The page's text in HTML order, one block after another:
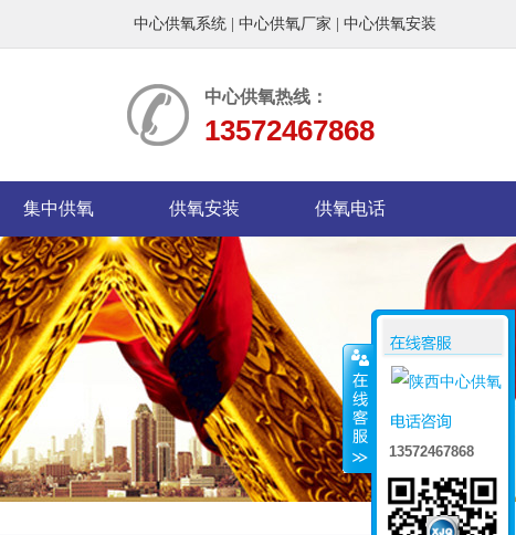
中心供氧系统 中心供氧厂家 中心供氧安装
中心供氧热线：
13572467868
集中供氧 供氧安装 供氧电话
13572467868